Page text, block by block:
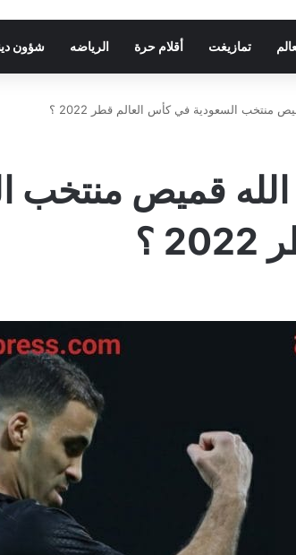
تمازيغت أقلام حرة الرياضه شؤون
منتخب السعودية في كأس العالم قطر 2022 ؟
قميص منتخب